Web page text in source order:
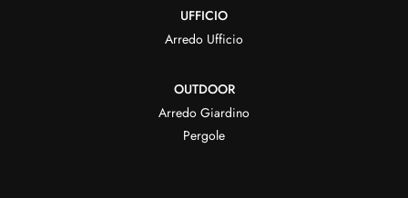
UFFICIO
Arredo Ufficio
OUTDOOR
Arredo Giardino
Pergole